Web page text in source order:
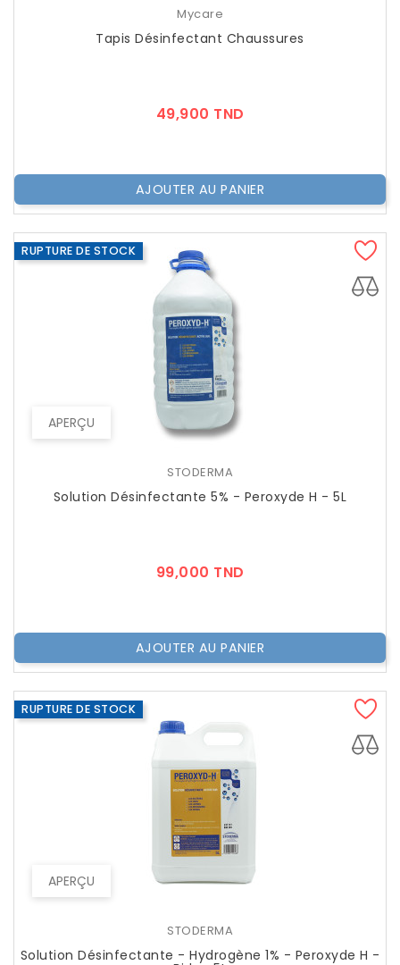
Mycare
Tapis Désinfectant Chaussures
49,900 TND
AJOUTER AU PANIER
APERÇU
RUPTURE DE STOCK
STODERMA
Solution Désinfectante 5% - Peroxyde H - 5L
99,000 TND
AJOUTER AU PANIER
APERÇU
RUPTURE DE STOCK
STODERMA
Solution Désinfectante - Hydrogène 1% - Peroxyde H -